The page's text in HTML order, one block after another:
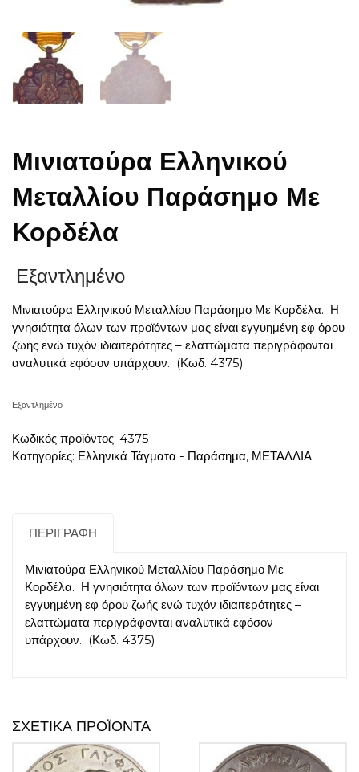
Μινιατούρα Ελληνικού
Μεταλλίου Παράσημο Με
Κορδέλα
Εξαντλημένο
Μινιατούρα Ελληνικού Μεταλλίου Παράσημο Με Κορδέλα. Η
γνησιότητα όλων των προϊόντων μας είναι εγγυημένη εφ όρου
ζωής ενώ τυχόν ιδιαιτερότητες – ελαττώματα περιγράφονται
αναλυτικά εφόσον υπάρχουν. (Κωδ. 4375)
Εξαντλημένο
Κωδικός προϊόντος: 4375
Κατηγορίες: Ελληνικά Τάγματα - Παράσημα, ΜΕΤΑΛΛΙΑ
ΠΕΡΙΓΡΑΦΉ
Μινιατούρα Ελληνικού Μεταλλίου Παράσημο Με
Κορδέλα. Η γνησιότητα όλων των προϊόντων μας είναι
εγγυημένη εφ όρου ζωής ενώ τυχόν ιδιαιτερότητες –
ελαττώματα περιγράφονται αναλυτικά εφόσον
υπάρχουν. (Κωδ. 4375)
ΣΧΕΤΙΚΆ ΠΡΟΪΌΝΤΑ